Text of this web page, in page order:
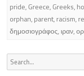
pride, Greece, Greeks,
orphan, parent, racism,
δημοσιογράφος, ιραν,
Search
for: